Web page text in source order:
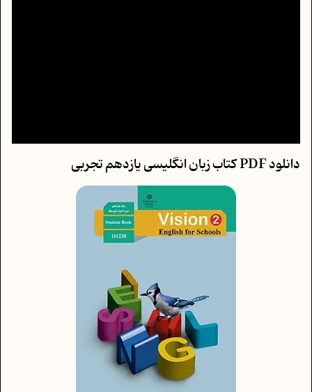
دانلود PDF کتاب زبان انگلیسی یازدهم تجربی